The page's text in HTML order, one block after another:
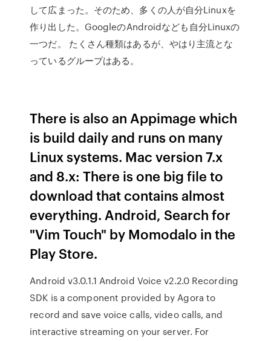
して広まった。そのため、多くの人が自分Linuxを
作り出した。GoogleのAndroidなども自分Linuxの
一つだ。 たくさん種類はあるが、やはり主流とな
っているグループはある。
There is also an Appimage which
is build daily and runs on many
Linux systems. Mac version 7.x
and 8.x: There is one big file to
download that contains almost
everything. Android, Search for
"Vim Touch" by Momodalo in the
Play Store.
Android v3.0.1.1 Android Voice v2.2.0 Recording
SDK is a component provided by Agora to
record and save voice calls, video calls, and
interactive streaming on your server. For